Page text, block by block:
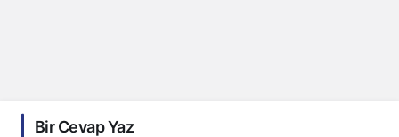
Bir Cevap Yaz